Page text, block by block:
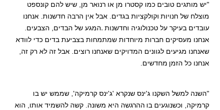
"יש מותגים טובים כמו קסטרו מן או רנואר מן, שיש להם קונספט
מוצלח של חנויות וקולקציות בגדים. אבל אין הרבה חדשנות. אנחנו
עובדים בעיקר על טכנולוגיה וחדשנות .המגע של הבדים, הצבעים.
אנחנו מעסיקים חברות מיוחדות שמתמחות בצביעת בדים כדי לוודא
שאנחנו מגיעים לגוונים המדויקים שאנחנו רוצים. אבל זה לא רק זה,
אנחנו כל הזמן מחדשים.
"השנה למשל השקנו ג'ינס שנקרא 'ג'ינס קרמיקה', שממש יש בו
קרמיקה, וכשנוגעים בו ההרגשה היא משונה. קשה להשמיד אותו, הוא